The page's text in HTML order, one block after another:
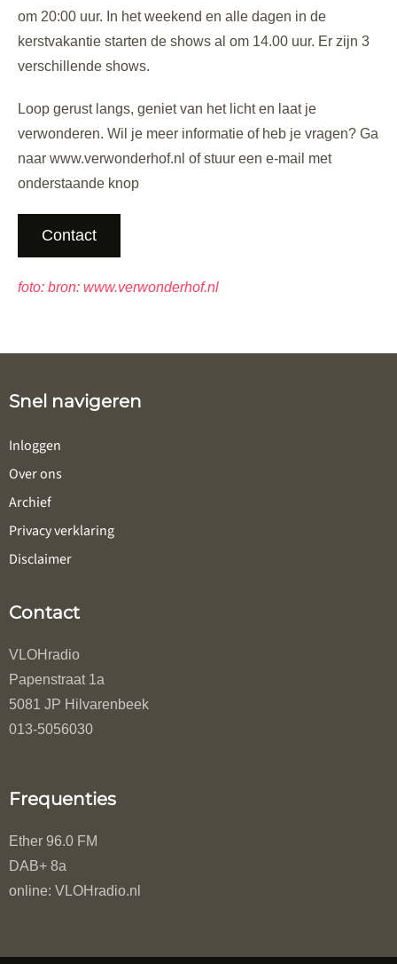
om 20:00 uur. In het weekend en alle dagen in de
kerstvakantie starten de shows al om 14.00 uur. Er zijn 3
verschillende shows.
Loop gerust langs, geniet van het licht en laat je
verwonderen. Wil je meer informatie of heb je vragen? Ga
naar www.verwonderhof.nl of stuur een e-mail met
onderstaande knop
Contact
foto: bron: www.verwonderhof.nl
Snel navigeren
Inloggen
Over ons
Archief
Privacy verklaring
Disclaimer
Contact
VLOHradio
Papenstraat 1a
5081 JP Hilvarenbeek
013-5056030
Frequenties
Ether 96.0 FM
DAB+ 8a
online: VLOHradio.nl